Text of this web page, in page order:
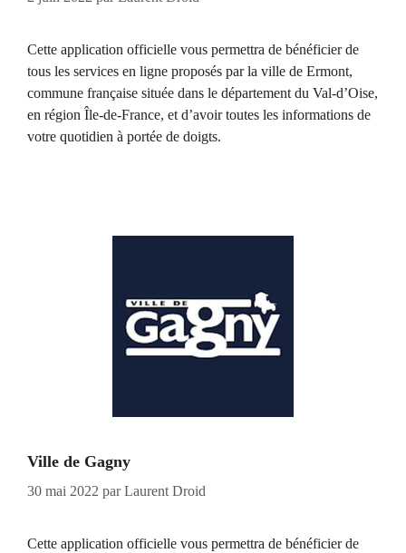
Cette application officielle vous permettra de bénéficier de
tous les services en ligne proposés par la ville de Ermont,
commune française située dans le département du Val-d’Oise,
en région Île-de-France, et d’avoir toutes les informations de
votre quotidien à portée de doigts.
Ville de Gagny
30 mai 2022 parLaurent Droid
Cette application officielle vous permettra de bénéficier de